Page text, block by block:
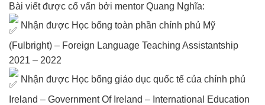
Bài viết được cố vấn bởi mentor Quang Nghĩa:
Nhận được Học bổng toàn phần chính phủ Mỹ
(Fulbright) – Foreign Language Teaching Assistantship
2021 – 2022
Nhận được Học bổng giáo dục quốc tế của chính phủ
Ireland – Government Of Ireland – International Education